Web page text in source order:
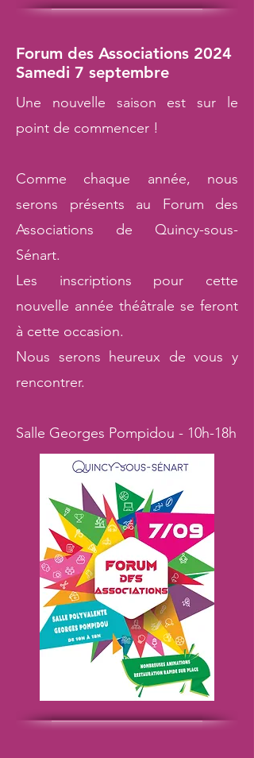
Forum des Associations 2024
Samedi 7 septembre
Une nouvelle saison est sur le
point de commencer !
Comme chaque année, nous
serons présents au Forum des
Associations de Quincy-sous-
Sénart.
Les inscriptions pour cette
nouvelle année théâtrale se feront
à cette occasion.
Nous serons heureux de vous y
rencontrer.
Salle Georges Pompidou - 10h-18h